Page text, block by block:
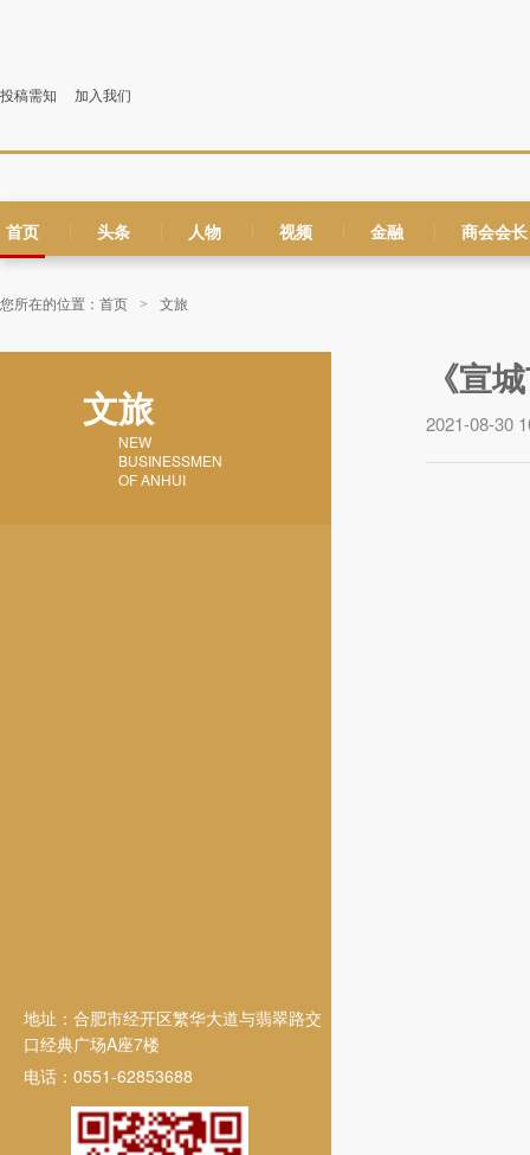
投稿需知 加入我们
首页 头条 人物 视频 金融 商会会长
您所在的位置： 首页 > 文旅
文旅
NEW
BUSINESSMEN
OF ANHUI
地址：合肥市经开区繁华大道与翡翠路交
口经典广场A座7楼
电话：0551-62853688
《宣
2021-08-30